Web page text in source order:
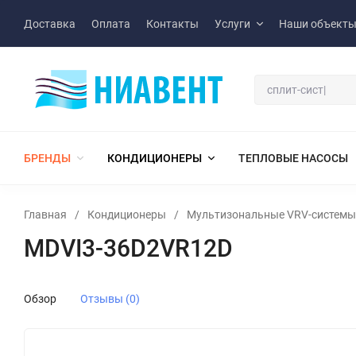
Доставка Оплата Контакты Услуги Наши объекты
БРЕНДЫ КОНДИЦИОНЕРЫ ТЕПЛОВЫЕ НАСОСЫ
Главная / Кондиционеры / Мультизональные VRV-системы
MDVI3-36D2VR12D
Обзор Отзывы (0)